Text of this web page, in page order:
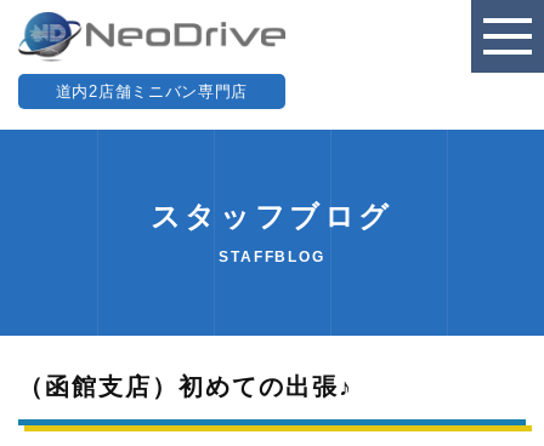
道内2店舗ミニバン専門店
スタッフブログ
STAFFBLOG
（函館支店）初めての出張♪